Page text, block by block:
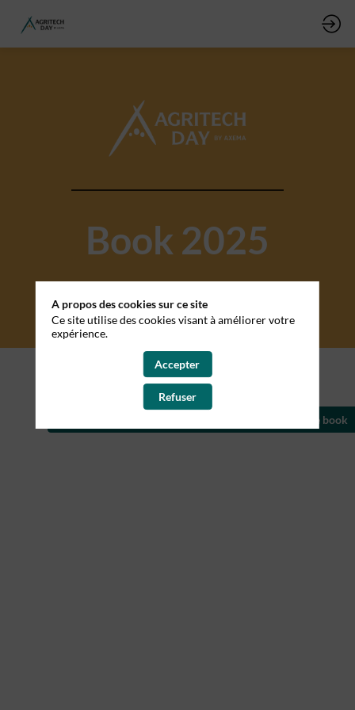
Book 2025
Merci de remplir le questionnaire pour télécharger le book
A propos des cookies sur ce site
Ce site utilise des cookies visant à améliorer votre
expérience.
Accepter
Refuser